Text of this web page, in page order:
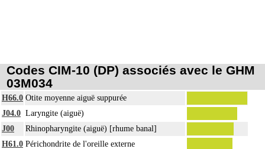
Codes CIM-10 (DP) associés avec le GHM
03M034
H66.0 Otite moyenne aiguë suppurée
J04.0 Laryngite (aiguë)
J00
Rhinopharyngite (aiguë) [rhume banal]
H61.0 Périchondrite de l'oreille externe